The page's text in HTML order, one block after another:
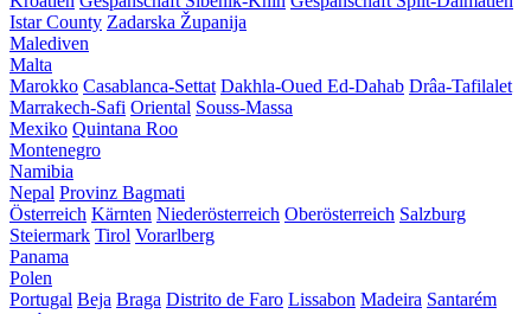
Istar County Zadarska Županija
Malediven
Malta
Marokko Casablanca-Settat Dakhla-Oued Ed-Dahab Drâa-Tafilalet
Marrakech-Safi Oriental Souss-Massa
Mexiko Quintana Roo
Montenegro
Namibia
Nepal Provinz Bagmati
Österreich Kärnten Niederösterreich Oberösterreich Salzburg
Steiermark Tirol Vorarlberg
Panama
Polen
Portugal Beja Braga Distrito de Faro Lissabon Madeira Santarém